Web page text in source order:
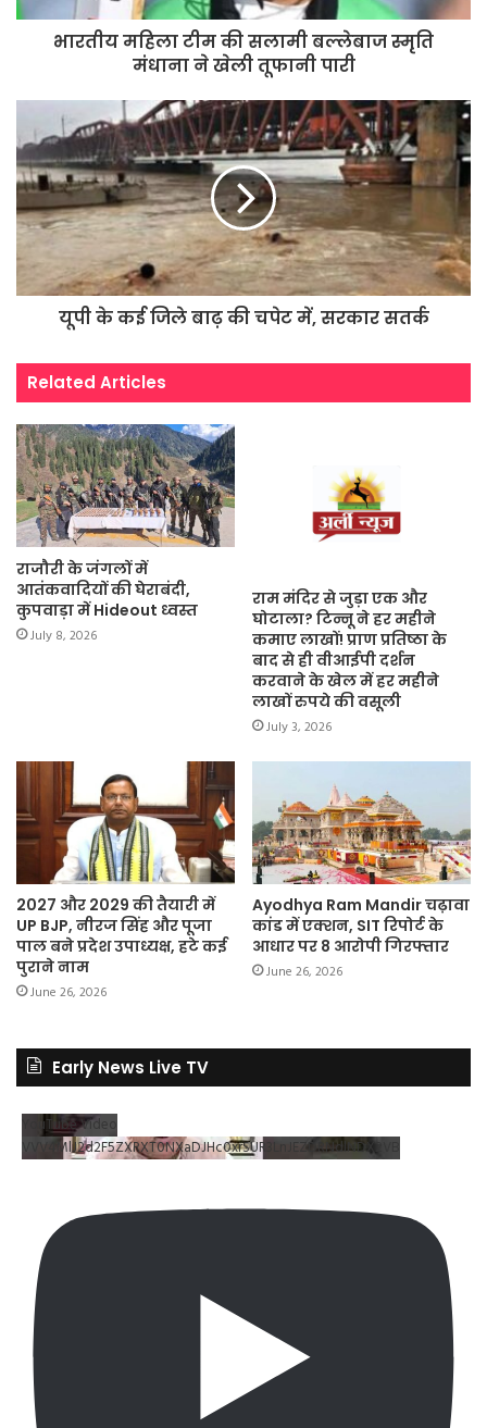
भारतीय महिला टीम की सलामी बल्लेबाज स्मृति
मंधाना ने खेली तूफानी पारी
यूपी के कई जिले बाढ़ की चपेट में, सरकार सतर्क
Related Articles
राजौरी के जंगलों में
आतंकवादियों की घेराबंदी,
कुपवाड़ा में Hideout ध्वस्त
July 8, 2026
राम मंदिर से जुड़ा एक और
घोटाला? टिन्नू ने हर महीने
कमाए लाखों! प्राण प्रतिष्ठा के
बाद से ही वीआईपी दर्शन
करवाने के खेल में हर महीने
लाखों रुपये की वसूली
July 3, 2026
2027 और 2029 की तैयारी में
UP BJP, नीरज सिंह और पूजा
पाल बने प्रदेश उपाध्यक्ष, हटे कई
पुराने नाम
June 26, 2026
Ayodhya Ram Mandir चढ़ावा
कांड में एक्शन, SIT रिपोर्ट के
आधार पर 8 आरोपी गिरफ्तार
June 26, 2026
Early News Live TV
YouTube Video
VVV4MlJ2d2F5ZXRXT0NXaDJHc0xrSUR3LnJEZDRNdlNDX2VB